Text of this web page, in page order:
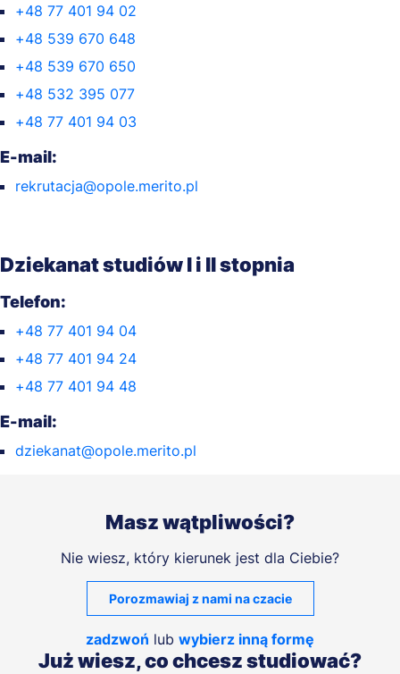
+48 77 401 94 02
+48 539 670 648
+48 539 670 650
+48 532 395 077
+48 77 401 94 03
E-mail:
rekrutacja@opole.merito.pl
Dziekanat studiów I i II stopnia
Telefon:
+48 77 401 94 04
+48 77 401 94 24
+48 77 401 94 48
E-mail:
dziekanat@opole.merito.pl
Masz wątpliwości?
Nie wiesz, który kierunek jest dla Ciebie?
Porozmawiaj z nami na czacie
zadzwoń lub wybierz inną formę
Już wiesz, co chcesz studiować?